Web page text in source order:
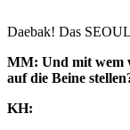
Daebak! Das
MM: Und mit wem
auf die Beine
KH: